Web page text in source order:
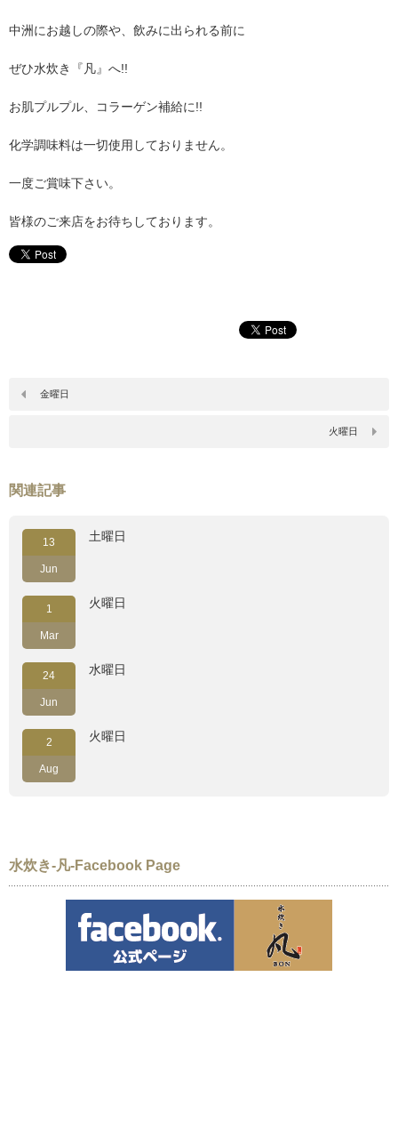
中洲にお越しの際や、飲みに出られる前に
ぜひ水炊き『凡』へ!!
お肌プルプル、コラーゲン補給に!!
化学調味料は一切使用しておりません。
一度ご賞味下さい。
皆様のご来店をお待ちしております。
金曜日
火曜日
関連記事
13
Jun
土曜日
1
Mar
火曜日
24
Jun
水曜日
2
Aug
火曜日
水炊き-凡-Facebook Page